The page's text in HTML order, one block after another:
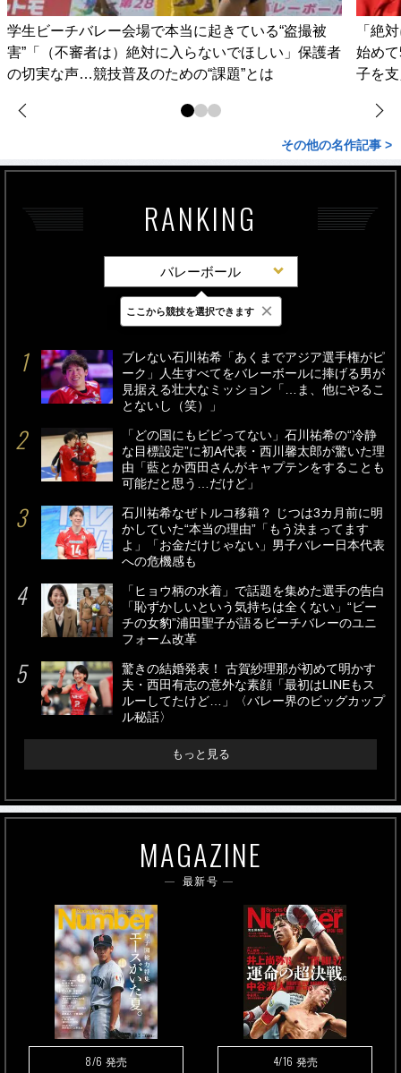
学生ビーチバレー会場で本当に起きている“盗撮被
害”「（不審者は）絶対に入らないでほしい」保護者
の切実な声…競技普及のための“課題”とは
「絶
始め
子を
その他の名作記事 >
RANKING
バレーボール
最新 24時間 週間
ブレない石川祐希「あくまでアジア選手権がピ
ーク」人生すべてをバレーボールに捧げる男が
見据える壮大なミッション「…ま、他にやるこ
とないし（笑）」
「どの国にもビビってない」石川祐希の“冷静
な目標設定”に初A代表・西川馨太郎が驚いた理
由「藍とか西田さんがキャプテンをすることも
可能だと思う…だけど」
石川祐希なぜトルコ移籍？ じつは3カ月前に明
かしていた“本当の理由”「もう決まってます
よ」「お金だけじゃない」男子バレー日本代表
への危機感も
「ヒョウ柄の水着」で話題を集めた選手の告白
「恥ずかしいという気持ちは全くない」“ビー
チの女豹”浦田聖子が語るビーチバレーのユニ
フォーム改革
驚きの結婚発表！ 古賀紗理那が初めて明かす
夫・西田有志の意外な素顔「最初はLINEもス
ルーしてたけど…」〈バレー界のビッグカップ
ル秘話〉
もっと見る
MAGAZINE
最新号
8/6 発売 4/16 発売
ここから競技を選択できます ×